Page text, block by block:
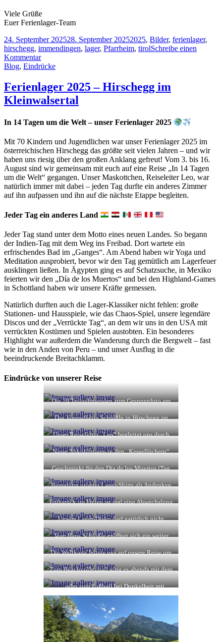
Viele Grüße
Euer Ferienlager-Team
24. September 202528. September 20252025, Bilder, ferienlager,
hirschegg, immendingen, lager, Pfarrheim, tirolSchreibe einen
Kommentar
Blog, Eindrücke
Ferienlager 2025 – Hirschegg im
Kleinwalsertal
In 14 Tagen um die Welt – unser Ferienlager 2025
Mit 70 Kindern und Jugendlichen war unser Ferienlager 2025 im
österreichischen Hirschegg das größte seit vielen Jahren – und wir
haben uns riesig über den großen Anklang gefreut! Vom 3. bis 16.
August sind wir gemeinsam mit euch auf eine Reise „In 14 Tagen
um die Welt“ gegangen. Unser Maskottchen, Reiseleiter Leo, war
natürlich immer mit dabei – jeden Tag durfte ein anderes Zimmer
auf ihn aufpassen und ihn auf die nächste Etappe begleiten.
Jeder Tag ein anderes Land
Jeder Tag stand unter dem Motto eines neuen Landes. So begann
der Indien-Tag mit dem Weg ins Freibad. Dort wartete ein
erfrischendes Bad im „Ganges“. Am Abend haben wir Yoga und
Meditation ausprobiert, bevor wir den Tag gemütlich am Lagerfeuer
ausklingen ließen. In Ägypten ging es auf Schatzsuche, in Mexiko
feierten wir den „Día de los Muertos“ und bei den Highland-Games
in Schottland haben wir unsere Kräfte gemessen.
Natürlich durften auch die Lager-Klassiker nicht fehlen: große
Stationen- und Hausspiele, wie das Chaos-Spiel, unsere legendäre
Discos und der „Verrückte Tag“, an dem wir uns in den USA mit
verrückten Kostümen und Spielen austobten. Ein besonderes
Highlight war außerdem die Wanderung durch die Bergwelt – fast
wie in den Anden von Peru – und unser Ausflug in die
beeindruckende Breitachklamm.
Eindrücke von unserer Reise
Die 70 Teilnehmenden zum Gruppenfoto am
Immendinger Rathaus
Das Jugendheim Schlößle in Hirschegg im
Kleinwalsertal
Unser Reiseleiter „Leo“ begleitet uns durch
alle Länder
Nasse Abkühlungen in den „Kessellöchern“
Geschminkt für den Dia de los Muertos (Tag
der Toten) in Mexico
Bemalung unserer Lager-Shirts als Andenken
für Zuhause
Frühstück im Freien ist mal eine Abwechslung
Unsere Lager-Disko darf natürlich nicht
fehlen…
Vom Haus Schlößle eröffnet sich ein weiter
Blick ins Kleinwalsertal